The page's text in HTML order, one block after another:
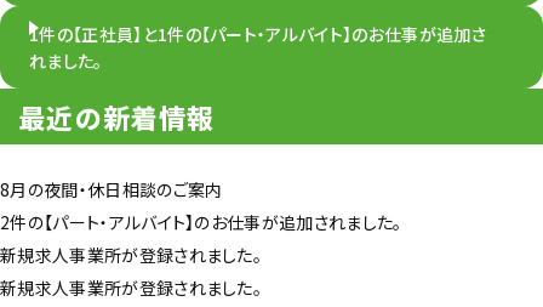
1件の【正社員】と1件の【パート・アルバイト】のお仕事が追加さ
れました。
最近の新着情報
8月の夜間・休日相談のご案内
2件の【パート・アルバイト】のお仕事が追加されました。
新規求人事業所が登録されました。
新規求人事業所が登録されました。